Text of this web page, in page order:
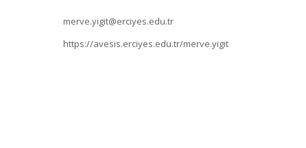
merve.yigit@erciyes.edu.tr
https://avesis.erciyes.edu.tr/merve.yigit